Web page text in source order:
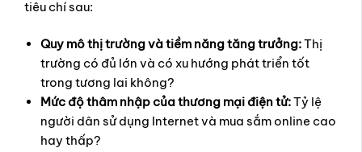
tiêu chí sau:
Quy mô thị trường và tiềm năng tăng trưởng:Thị
trường có đủ lớn và có xu hướng phát triển tốt
trong tương lai không?
Mức độ thâm nhập của thương mại điện tử:Tỷ lệ
người dân sử dụng Internet và mua sắm online cao
hay thấp?